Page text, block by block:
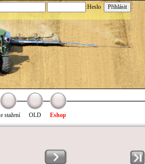
:Heslo
stažení OLD Eshop